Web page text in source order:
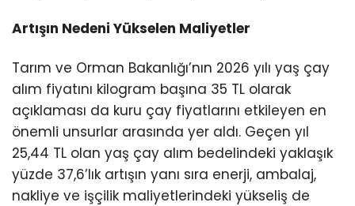
Artışın Nedeni Yükselen Maliyetler
Tarım ve Orman Bakanlığı’nın 2026 yılı yaş çay
alım fiyatını kilogram başına 35 TL olarak
açıklaması da kuru çay fiyatlarını etkileyen en
önemli unsurlar arasında yer aldı. Geçen yıl
25,44 TL olan yaş çay alım bedelindeki yaklaşık
yüzde 37,6’lık artışın yanı sıra enerji, ambalaj,
nakliye ve işçilik maliyetlerindeki yükseliş de